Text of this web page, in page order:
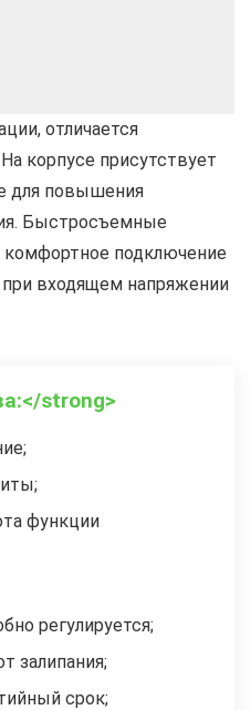
отличается
корпусе присутствует
для повышения
Быстросъемные
подключение
при входящем напряжении
strong>
функции
регулируется;
залипания;
срок;